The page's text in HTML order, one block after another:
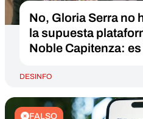
No, Gloria Serra no
la supuesta
Noble Capitenza:
DESINFO
FALSO